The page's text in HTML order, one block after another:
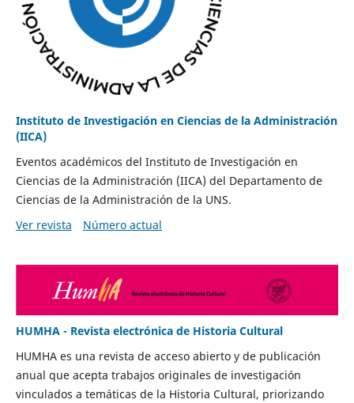
Instituto de Investigación en Ciencias de la Administración
(IICA)
Eventos académicos del Instituto de Investigación en
Ciencias de la Administración (IICA) del Departamento de
Ciencias de la Administración de la UNS.
Ver revista
Número actual
HUMHA - Revista electrónica de Historia Cultural
HUMHA es una revista de acceso abierto y de publicación
anual que acepta trabajos originales de investigación
vinculados a temáticas de la Historia Cultural, priorizando